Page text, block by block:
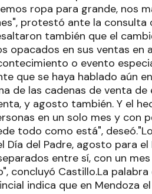
ropa para grande, nos
protestó ante la consulta
también que el
opacados en sus ventas en
o evento
que se haya hablado aún
de las cadenas de venta
y agosto también. Y el
en un solo mes y con
todo como está",
del Padre, agosto para
entre sí, con un
concluyó Castillo.La
indica que en Mendoza